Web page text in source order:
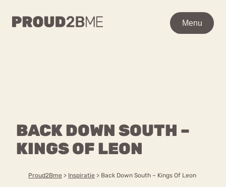
Menu
BACK DOWN SOUTH –
KINGS OF LEON
Proud2Bme > Inspiratie > Back Down South – Kings Of Leon
Menu
Content
Over ons
WAAR BEN JE NAAR OP
Over proud2bme
Contact
Vacatures